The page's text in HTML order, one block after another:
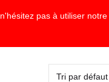
pas à utiliser notre